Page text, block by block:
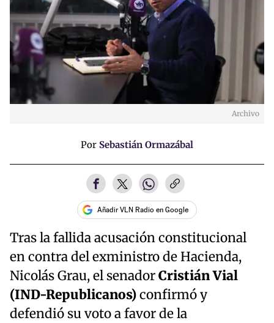
Archivo
Por Sebastián Ormazábal
Añadir VLN Radio en Google
Tras la fallida acusación constitucional
en contra del exministro de Hacienda,
Nicolás Grau, el senadorCristián Vial
(IND-Republicanos)confirmó y
defendió su voto a favor de la